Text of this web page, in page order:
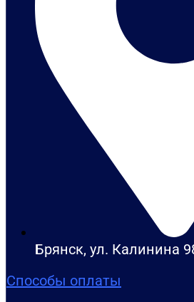
Брянск, ул. Калинина
Способы оплаты